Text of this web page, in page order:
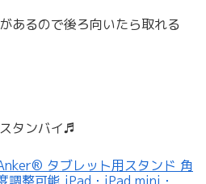
あるので後ろ向いたら取れる
タンバイ♬
タブレット用スタンド 角